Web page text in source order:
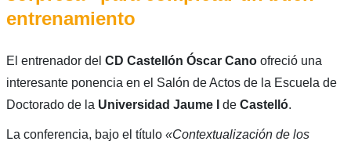
entrenamiento
El entrenador del CD Castellón Óscar Cano ofreció una
interesante ponencia en el Salón de Actos de la Escuela de
Doctorado de la Universidad Jaume I de Castelló.
La conferencia, bajo el título «Contextualización de los